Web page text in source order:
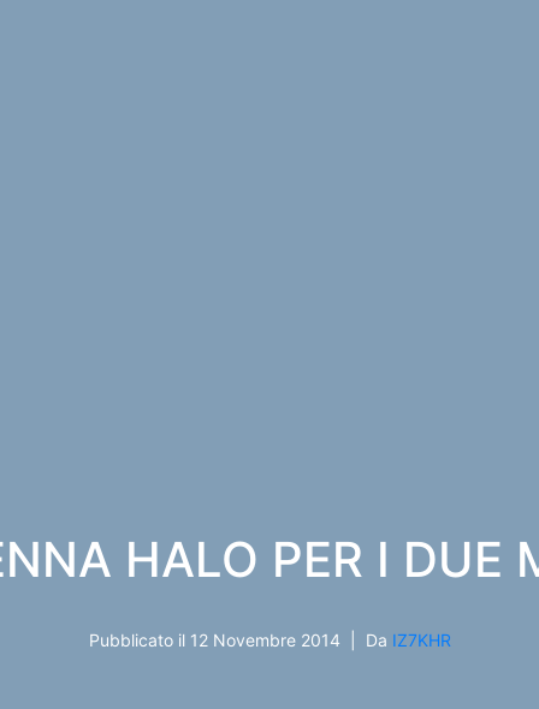
HALO PER I DUE
Pubblicato il 12 Novembre 2014 Da IZ7KHR